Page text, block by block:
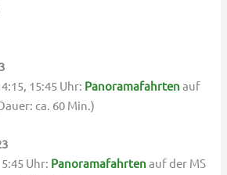
15:45 Uhr: Panoramafahrtenauf
ca. 60 Min.)
Uhr: Panoramafahrtenauf der MS